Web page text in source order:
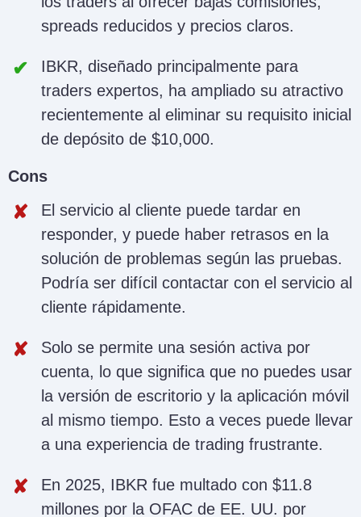
spreads reducidos y precios claros.
IBKR, diseñado principalmente para
traders expertos, ha ampliado su atractivo
recientemente al eliminar su requisito inicial
de depósito de $10,000.
Cons
El servicio al cliente puede tardar en
responder, y puede haber retrasos en la
solución de problemas según las pruebas.
Podría ser difícil contactar con el servicio al
cliente rápidamente.
Solo se permite una sesión activa por
cuenta, lo que significa que no puedes usar
la versión de escritorio y la aplicación móvil
al mismo tiempo. Esto a veces puede llevar
a una experiencia de trading frustrante.
En 2025, IBKR fue multado con $11.8
millones por la OFAC de EE. UU. por